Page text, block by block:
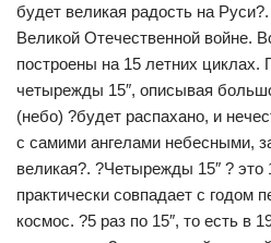
будет великая радость на
Великой Отечественной войне.
построены на 15 летних циклах.
четырежды 15″, описывая
(небо) ?будет распахано, и
с самими ангелами небесными,
великая?. ?Четырежды 15″ ? это
практически совпадает с годом
космос. ?5 раз по 15″, то есть в